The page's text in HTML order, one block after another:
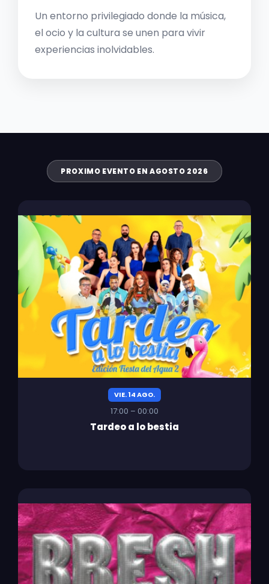
Un entorno privilegiado donde la música,
el ocio y la cultura se unen para vivir
experiencias inolvidables.
PROXIMO EVENTO EN AGOSTO 2026
VIE. 14 AGO.
17:00 – 00:00
Tardeo a lo bestia